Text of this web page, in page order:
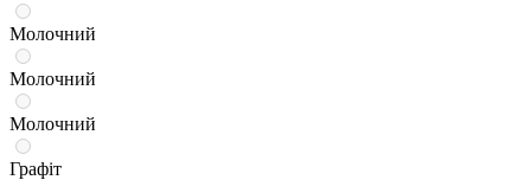
Молочний
Молочний
Молочний
Графіт